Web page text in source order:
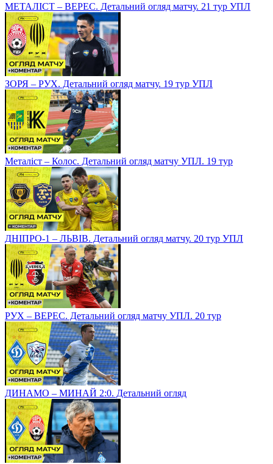
МЕТАЛІСТ – ВЕРЕС. Детальний огляд матчу. 21 тур УПЛ
ЗОРЯ – РУХ. Детальний огляд матчу. 19 тур УПЛ
Металіст – Колос. Детальний огляд матчу УПЛ. 19 тур
ДНІПРО-1 – ЛЬВІВ. Детальний огляд матчу. 20 тур УПЛ
РУХ – ВЕРЕС. Детальний огляд матчу УПЛ. 20 тур
ДИНАМО – МИНАЙ 2:0. Детальний огляд